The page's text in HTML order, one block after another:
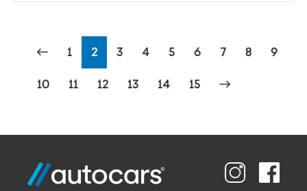
1 2 3 4 5 6 7 8 9
10 11 12 13 14 15